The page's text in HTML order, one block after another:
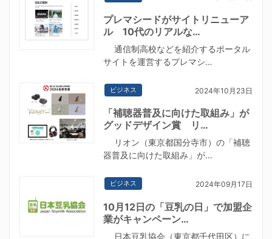
プレマシードがサイトリニューア
ル 10代のリアルな…
通信制高校などを紹介するポータル
サイトを運営するプレマシ…
ビジネス 2024年10月23日
「補聴器普及に向けた取組み」が
グッドデザイン賞 リ…
リオン（東京都国分寺市）の「補聴
器普及に向けた取組み」が…
ビジネス 2024年09月17日
10月12日の「豆乳の日」で加盟企
業がキャンペーン…
日本豆乳協会（東京都千代田区）に